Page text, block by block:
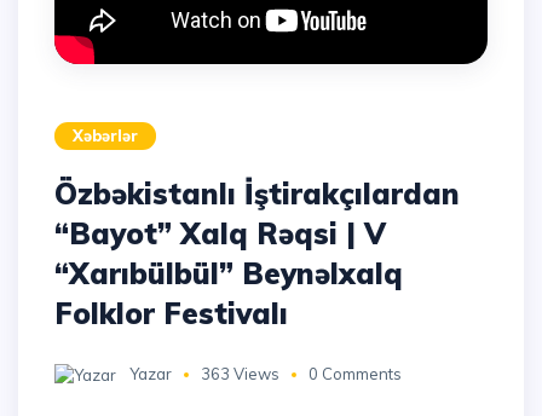
Xəbərlər
Özbəkistanlı İştirakçılardan
“Bayot” Xalq Rəqsi | V
“Xarıbülbül” Beynəlxalq
Folklor Festivalı
Yazar 363 Views 0 Comments